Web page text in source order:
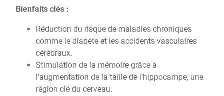
Bienfaits clés :
Réduction du risque de maladies chroniques
comme le diabète et les accidents vasculaires
cérébraux.
Stimulation de la mémoire grâce à
l’augmentation de la taille de l’hippocampe, une
région clé du cerveau.